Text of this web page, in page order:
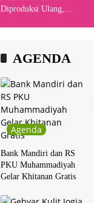
Diproduksi Ulang,
AGENDA
Agenda
Bank Mandiri dan RS
PKU Muhammadiyah
Gelar Khitanan Gratis